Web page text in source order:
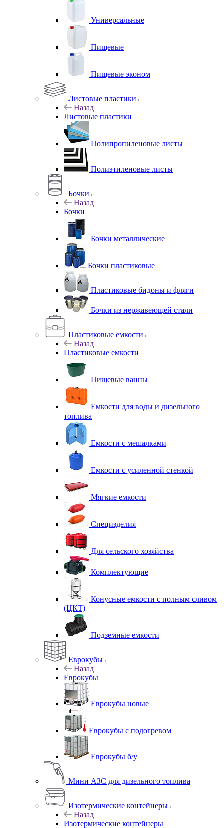
Универсальные
Пищевые
Пищевые эконом
Листовые пластики
Назад
Листовые пластики
Полипропиленовые листы
Полиэтиленовые листы
Бочки
Назад
Бочки
Бочки металлические
Бочки пластиковые
Пластиковые бидоны и фляги
Бочки из нержавеющей стали
Пластиковые емкости
Назад
Пластиковые емкости
Пищевые ванны
Емкости для воды и дизельного
топлива
Емкости с мешалками
Емкости с усиленной стенкой
Мягкие емкости
Специзделия
Для сельского хозяйства
Комплектующие
Конусные емкости с полным сливом
(ЦКТ)
Подземные емкости
Еврокубы
Назад
Еврокубы
Еврокубы новые
Еврокубы с подогревом
Еврокубы б/у
Мини АЗС для дизельного топлива
Изотермические контейнеры
Назад
Изотермические контейнеры